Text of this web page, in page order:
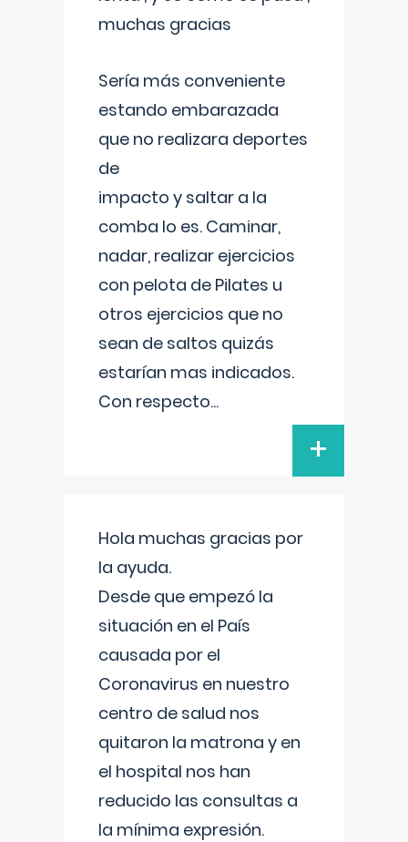
muchas gracias
Sería más conveniente
estando embarazada
que no realizara deportes
de
impacto y saltar a la
comba lo es. Caminar,
nadar, realizar ejercicios
con pelota de Pilates u
otros ejercicios que no
sean de saltos quizás
estarían mas indicados.
Con respecto...
+
Hola muchas gracias por
la ayuda.
Desde que empezó la
situación en el País
causada por el
Coronavirus en nuestro
centro de salud nos
quitaron la matrona y en
el hospital nos han
reducido las consultas a
la mínima expresión.